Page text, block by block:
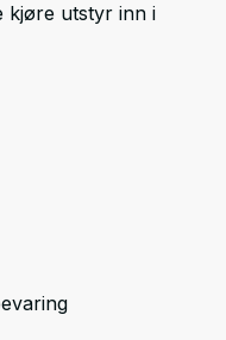
kjøre utstyr inn i